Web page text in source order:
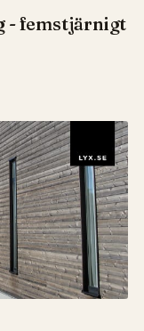
- femstjärnigt